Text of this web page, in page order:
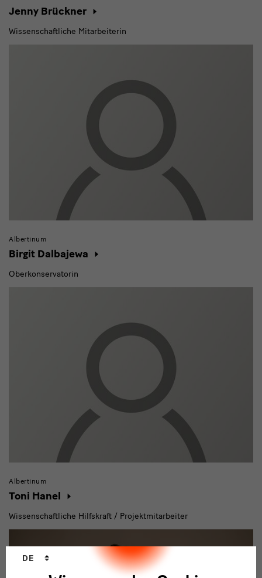
Jenny Brückner
Wissenschaftliche Mitarbeiterin
Albertinum
Birgit Dalbajewa
Oberkonservatorin
Albertinum
Toni Hanel
Wissenschaftliche Hilfskraft / Projektmitarbeiter
DE